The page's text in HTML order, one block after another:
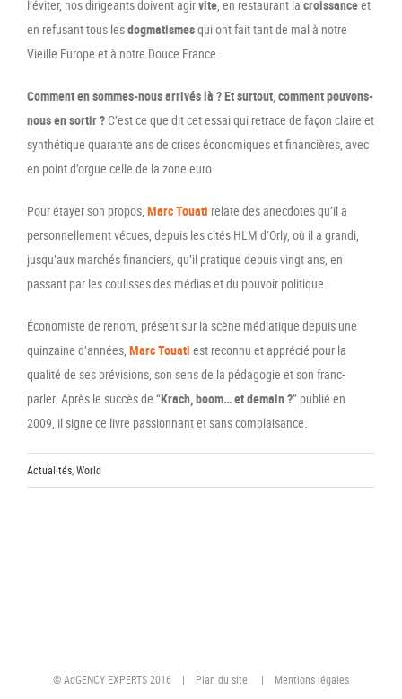
l’éviter, nos dirigeants doivent agirvite , en restaurant la croissanceet
en refusant tous lesdogmatismesqui ont fait tant de mal à notre
Vieille Europe et à notre Douce France.
Comment en sommes-nous arrivés là ?Et surtout, comment pouvons-
nous en sortir ? C’est ce que dit cet essai qui retrace de façon claire et
synthétique quarante ans de crises économiques et financières, avec
en point d’orgue celle de la zone euro.
Pour étayer son propos, Marc Touati relate des anecdotes qu’il a
personnellement vécues, depuis les cités HLM d’Orly, où il a grandi,
jusqu’aux marchés financiers, qu’il pratique depuis vingt ans, en
passant par les coulisses des médias et du pouvoir politique.
Économiste de renom, présent sur la scène médiatique depuis une
quinzaine d’années, Marc Touati est reconnu et apprécié pour la
qualité de ses prévisions, son sens de la pédagogie et son franc-
parler. Après le succès de “Krach, boom… et demain ?” publié en
2009, il signe ce livre passionnant et sans complaisance.
Actualités World
© AdGENCY EXPERTS 2016 | Plan du site | Mentions légales